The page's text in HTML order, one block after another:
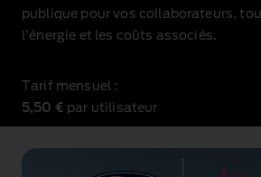
publique pour vos collaborateurs,
l’énergie et les coûts associés.
Tarif mensuel :
5,50 € par utilisateur